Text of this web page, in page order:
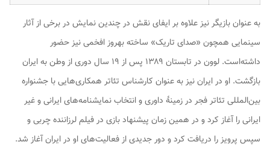
به عنوان بازیگر نیز علاوه بر ایفای نقش در چندین نمایش در برخی از آثار
سینمایی همچون «صدای تاریک» ساخته بهروز افخمی نیز حضور
داشته‌است. لوون در تابستان ۱۳۸۹ پس از ۱۹ سال دوری از وطن به ایران
بازگشت. او در ایران نیز به عنوان کارشناس تئاتر همکاری‌هایی با جشنواره
بین‌المللی تئاتر فجر در زمینهٔ داوری و انتخاب نمایشنامه‌های ایرانی و غیر
ایرانی را آغاز کرد و در همین زمان پیشنهاد بازی در فیلملرزاننده چربیو
سپس پرویزرا دریافت کرد و دور جدیدی از فعالیت‌های او در ایران آغاز شد.